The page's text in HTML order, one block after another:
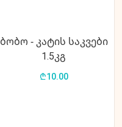
ბობო - კატის საკვები
1.5კგ
₾10.00